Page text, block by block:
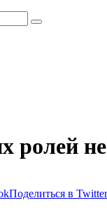
ролей
Поделиться в Twitter